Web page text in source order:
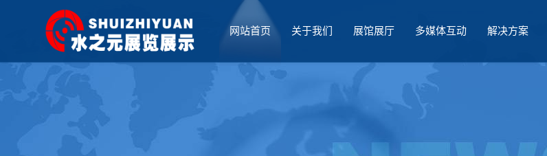
网站首页 关于我们 展馆展厅 多媒体互动 解决方案